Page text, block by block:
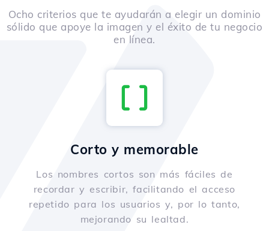
Ocho criterios que te ayudarán a elegir un dominio
sólido que apoye la imagen y el éxito de tu negocio
en línea.
Corto y memorable
Los nombres cortos son más fáciles de
recordar y escribir, facilitando el acceso
repetido para los usuarios y, por lo tanto,
mejorando su lealtad.